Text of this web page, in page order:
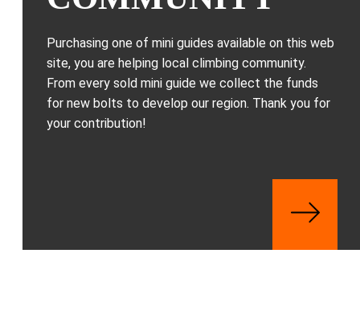
Purchasing one of mini guides available on this web
site, you are helping local climbing community.
From every sold mini guide we collect the funds
for new bolts to develop our region. Thank you for
your contribution!